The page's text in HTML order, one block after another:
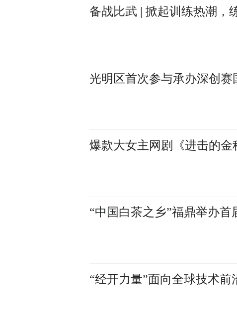
备战比武 | 掀起训练热潮，
光明区首次参与承办深创
爆款大女主网剧《进击的
“中国白茶之乡”福鼎举办
“经开力量”面向全球技术